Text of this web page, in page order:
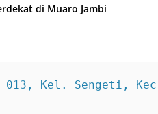
di Muaro Jambi
Kel. Sengeti,